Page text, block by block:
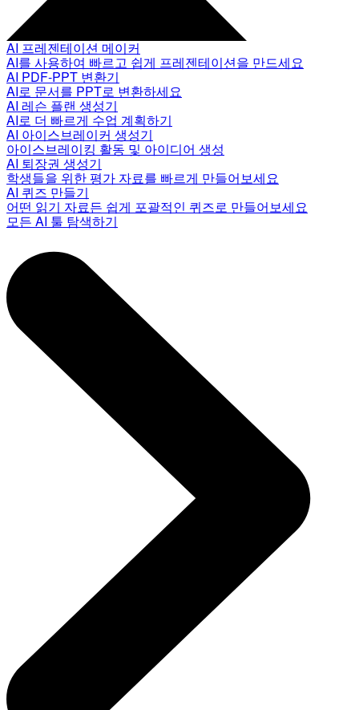
AI 프레젠테이션 메이커
AI를 사용하여 빠르고 쉽게 프레젠테이션을 만드세요
AI PDF-PPT 변환기
AI로 문서를 PPT로 변환하세요
AI 레슨 플랜 생성기
AI로 더 빠르게 수업 계획하기
AI 아이스브레이커 생성기
아이스브레이킹 활동 및 아이디어 생성
AI 퇴장권 생성기
학생들을 위한 평가 자료를 빠르게 만들어보세요
AI 퀴즈 만들기
어떤 읽기 자료든 쉽게 포괄적인 퀴즈로 만들어보세요
모든 AI 툴 탐색하기